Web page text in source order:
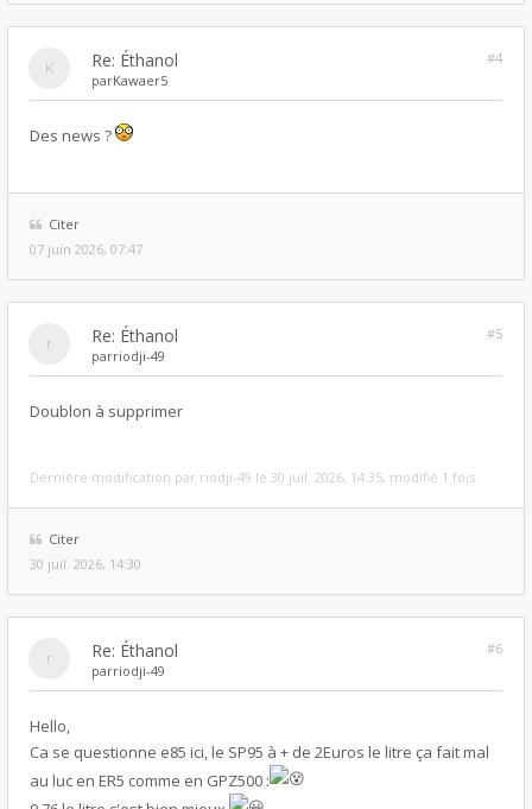
Re: Éthanol
#4
parKawaer5
Des news ?
Citer
07 juin 2026, 07:47
Re: Éthanol
#5
parriodji-49
Doublon à supprimer
Dernière modification par riodji-49 le 30 juil. 2026, 14:35, modifié 1 fois.
Citer
30 juil. 2026, 14:30
Re: Éthanol
#6
parriodji-49
Hello,
Ca se questionne e85 ici, le SP95 à + de 2Euros le litre ça fait mal
au luc en ER5 comme en GPZ500 :